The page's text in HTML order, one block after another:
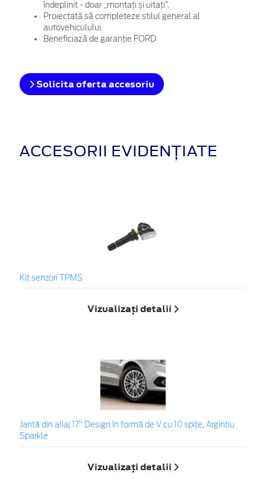
îndeplinit - doar „montați și uitați”.
Proiectată să completeze stilul general al
autovehiculului.
Beneficiază de garanție FORD
Solicita oferta accesoriu
ACCESORII EVIDENȚIATE
Kit senzori TPMS
Vizualizați detalii
Jantă din aliaj 17" Design în formă de V cu 10 spiţe, Argintiu
Sparkle
Vizualizați detalii